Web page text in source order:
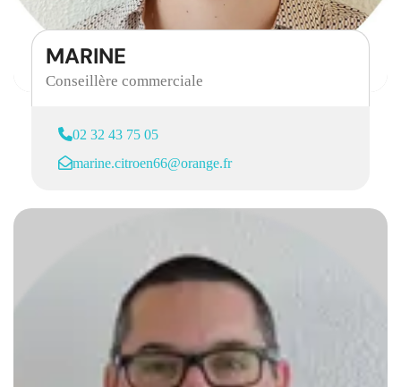
MARINE
Conseillère commerciale
02 32 43 75 05
marine.citroen66@orange.fr